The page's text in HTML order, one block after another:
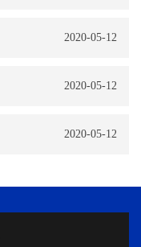
2020-05-12
2020-05-12
2020-05-12